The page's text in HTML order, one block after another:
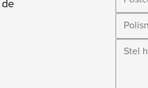
Stel